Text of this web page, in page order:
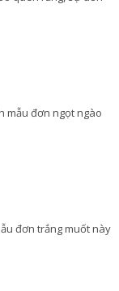
mẫu đơn ngọt ngào
đơn trắng muốt này